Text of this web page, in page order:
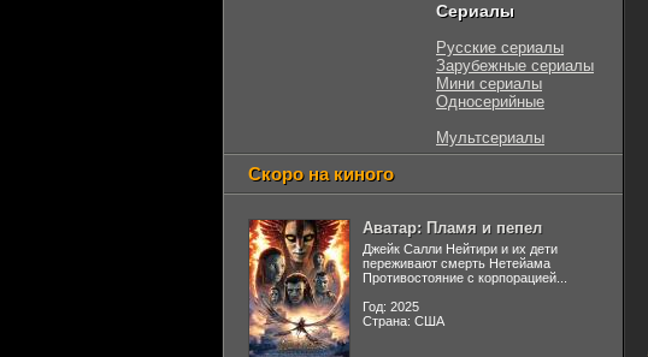
Сериалы
Русские сериалы
Зарубежные сериалы
Мини сериалы
Односерийные
Мультсериалы
Скоро на киного
Аватар: Пламя и пепел
Джейк Салли Нейтири и их дети
переживают смерть Нетейама
Противостояние с корпорацией...
Год: 2025
Страна: США